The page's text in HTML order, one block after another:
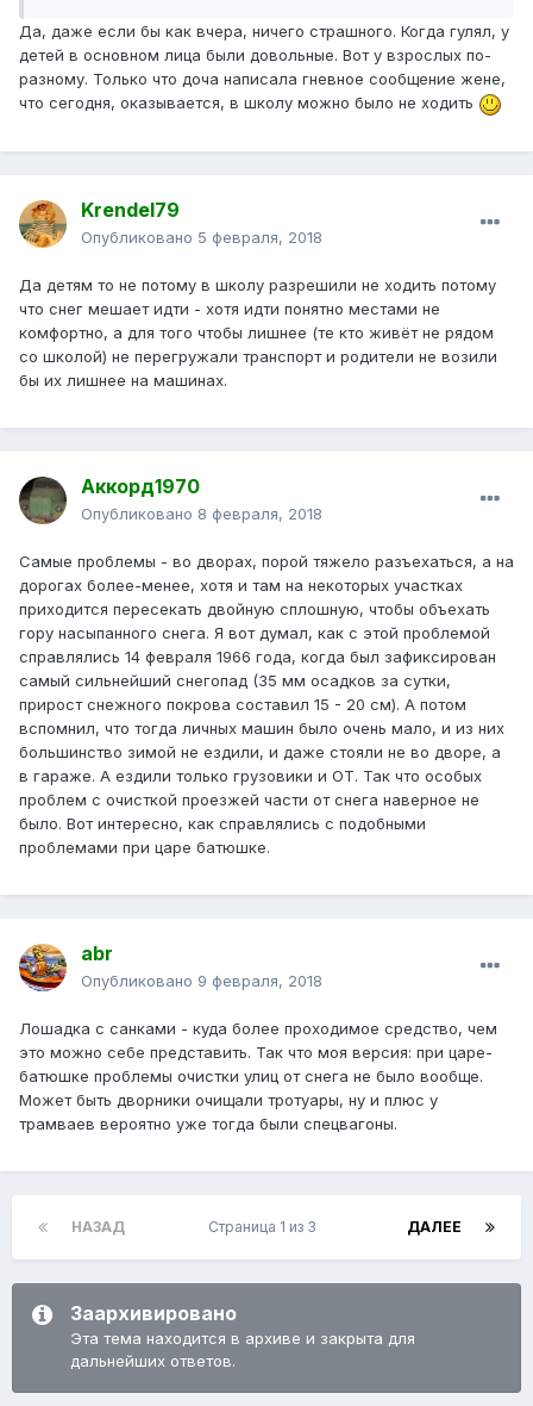
Да, даже если бы как вчера, ничего страшного. Когда гулял, у
детей в основном лица были довольные. Вот у взрослых по-
разному. Только что доча написала гневное сообщение жене,
что сегодня, оказывается, в школу можно было не ходить
Krendel79
Опубликовано 5 февраля, 2018
Да детям то не потому в школу разрешили не ходить потому
что снег мешает идти - хотя идти понятно местами не
комфортно, а для того чтобы лишнее (те кто живёт не рядом
со школой) не перегружали транспорт и родители не возили
бы их лишнее на машинах.
Аккорд1970
Опубликовано 8 февраля, 2018
Самые проблемы - во дворах, порой тяжело разъехаться, а на
дорогах более-менее, хотя и там на некоторых участках
приходится пересекать двойную сплошную, чтобы объехать
гору насыпанного снега. Я вот думал, как с этой проблемой
справлялись 14 февраля 1966 года, когда был зафиксирован
самый сильнейший снегопад (35 мм осадков за сутки,
прирост снежного покрова составил 15 - 20 см). А потом
вспомнил, что тогда личных машин было очень мало, и из них
большинство зимой не ездили, и даже стояли не во дворе, а
в гараже. А ездили только грузовики и ОТ. Так что особых
проблем с очисткой проезжей части от снега наверное не
было. Вот интересно, как справлялись с подобными
проблемами при царе батюшке.
abr
Опубликовано 9 февраля, 2018
Лошадка с санками - куда более проходимое средство, чем
это можно себе представить. Так что моя версия: при царе-
батюшке проблемы очистки улиц от снега не было вообще.
Может быть дворники очищали тротуары, ну и плюс у
трамваев вероятно уже тогда были спецвагоны.
НАЗАД ДАЛЕЕ
Страница 1 из 3
Заархивировано
Эта тема находится в архиве и закрыта для
дальнейших ответов.